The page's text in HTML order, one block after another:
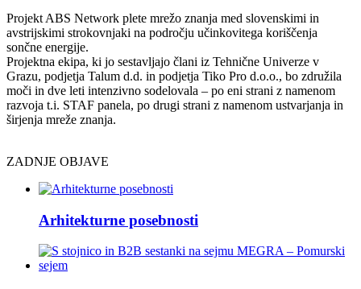
Projekt ABS Network plete mrežo znanja med slovenskimi in
avstrijskimi strokovnjaki na področju učinkovitega koriščenja
sončne energije.
Projektna ekipa, ki jo sestavljajo člani iz Tehnične Univerze v
Grazu, podjetja Talum d.d. in podjetja Tiko Pro d.o.o., bo združila
moči in dve leti intenzivno sodelovala – po eni strani z namenom
razvoja t.i. STAF panela, po drugi strani z namenom ustvarjanja in
širjenja mreže znanja.
ZADNJE OBJAVE
Arhitekturne posebnosti